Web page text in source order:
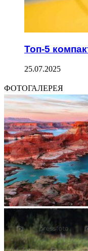
Топ-5
25.07.2025
ФОТОГАЛЕРЕЯ